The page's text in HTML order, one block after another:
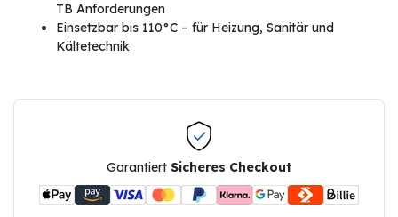
TB Anforderungen
Einsetzbar bis 110°C – für Heizung, Sanitär und
Kältetechnik
Garantiert Sicheres Checkout